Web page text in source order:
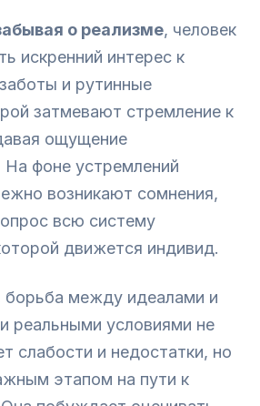
о реализме, человек
искренний интерес к
и рутинные
затмевают стремление к
ощущение
На фоне устремлений
возникают сомнения,
всю систему
движется индивид.
борьба между идеалами и
реальными условиями не
слабости и недостатки, но
этапом на пути к